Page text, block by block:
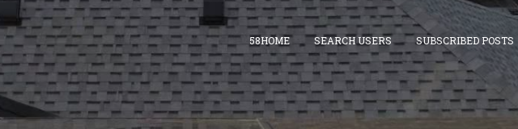
58HOME SEARCH USERS SUBSCRIBED POSTS